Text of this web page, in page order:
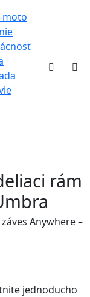
moto
rám
jednoducho